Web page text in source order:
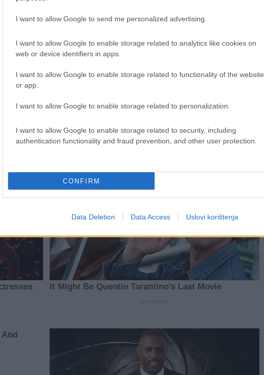
I want to allow Google to send me personalized advertising.
I want to allow Google to enable storage related to analytics like cookies on
web or device identifiers in apps.
I want to allow Google to enable storage related to functionality of the website
or app.
I want to allow Google to enable storage related to personalization.
I want to allow Google to enable storage related to security, including
authentication functionality and fraud prevention, and other user protection.
CONFIRM
Data Deletion Data Access Uslovi korištenja